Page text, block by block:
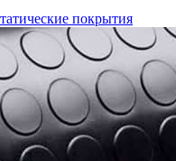
покрытия